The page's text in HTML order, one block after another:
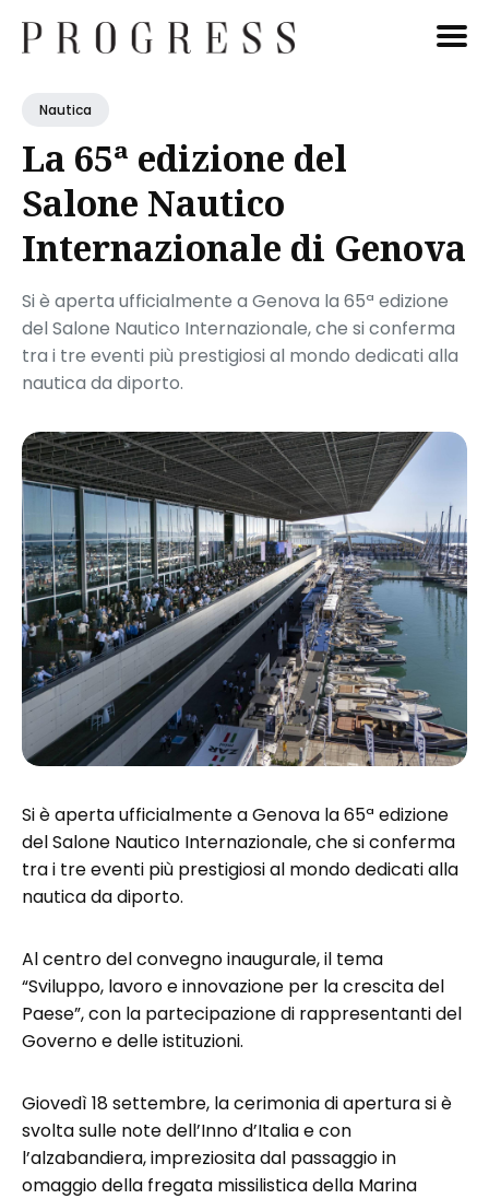
Cerca
Nautica
La 65ª edizione del
Salone Nautico
Internazionale di Genova
Si è aperta ufficialmente a Genova la 65ª edizione
del Salone Nautico Internazionale, che si conferma
tra i tre eventi più prestigiosi al mondo dedicati alla
nautica da diporto.
Si è aperta ufficialmente a Genova la 65ª edizione
del Salone Nautico Internazionale, che si conferma
tra i tre eventi più prestigiosi al mondo dedicati alla
nautica da diporto.
Al centro del convegno inaugurale, il tema
“Sviluppo, lavoro e innovazione per la crescita del
Paese”, con la partecipazione di rappresentanti del
Governo e delle istituzioni.
Giovedì 18 settembre, la cerimonia di apertura si è
svolta sulle note dell’Inno d’Italia e con
l’alzabandiera, impreziosita dal passaggio in
omaggio della fregata missilistica della Marina